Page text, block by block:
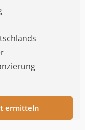
ermitteln